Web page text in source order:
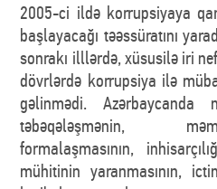
2005-ci ildə korrupsiyaya
başlayacağı təəssüratını
sonrakı illlərdə, xüsusilə iri
dövrlərdə korrupsiya ilə
gəlinmədi. Azərbaycanda
təbəqələşmənin,
formalaşmasının,
mühitinin yaranmasının,